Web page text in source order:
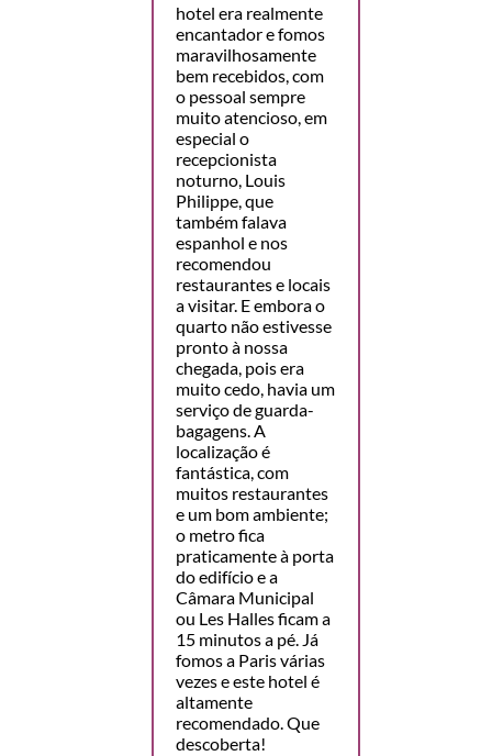
hotel era realmente
encantador e fomos
maravilhosamente
bem recebidos, com
o pessoal sempre
muito atencioso, em
especial o
recepcionista
noturno, Louis
Philippe, que
também falava
espanhol e nos
recomendou
restaurantes e locais
a visitar. E embora o
quarto não estivesse
pronto à nossa
chegada, pois era
muito cedo, havia um
serviço de guarda-
bagagens. A
localização é
fantástica, com
muitos restaurantes
e um bom ambiente;
o metro fica
praticamente à porta
do edifício e a
Câmara Municipal
ou Les Halles ficam a
15 minutos a pé. Já
fomos a Paris várias
vezes e este hotel é
altamente
recomendado. Que
descoberta!